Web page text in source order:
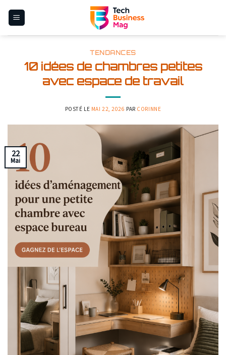
TENDANCES
10 idées de chambres petites
avec espace de travail
POSTÉ LE MAI 22, 2026 PAR CORINNE
22
Mai